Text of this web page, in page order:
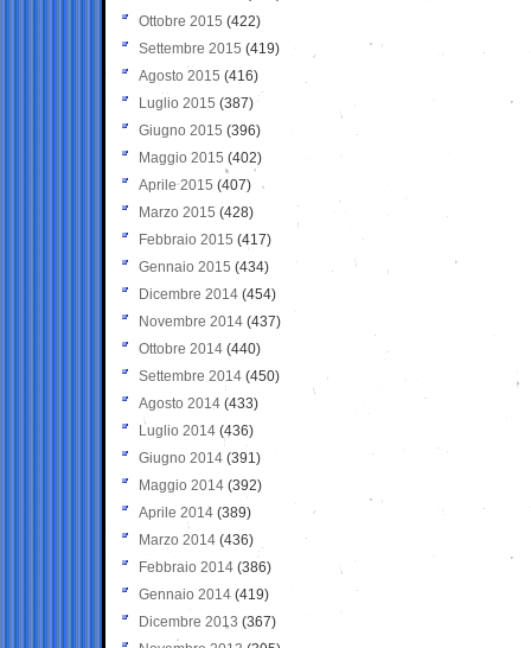
Ottobre 2015 (422)
Settembre 2015 (419)
Agosto 2015 (416)
Luglio 2015 (387)
Giugno 2015 (396)
Maggio 2015 (402)
Aprile 2015 (407)
Marzo 2015 (428)
Febbraio 2015 (417)
Gennaio 2015 (434)
Dicembre 2014 (454)
Novembre 2014 (437)
Ottobre 2014 (440)
Settembre 2014 (450)
Agosto 2014 (433)
Luglio 2014 (436)
Giugno 2014 (391)
Maggio 2014 (392)
Aprile 2014 (389)
Marzo 2014 (436)
Febbraio 2014 (386)
Gennaio 2014 (419)
Dicembre 2013 (367)